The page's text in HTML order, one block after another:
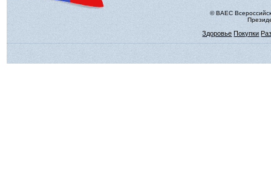
© ВАЕС
Здоровье Покупки